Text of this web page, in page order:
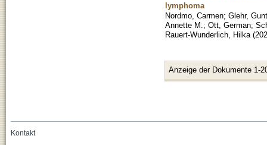
lymphoma
Nordmo, Carmen; Glehr,
Annette M. ; Ott, German;
Rauert-Wunderlich, Hilka (
Anzeige der Dokumente 1-
Kontakt